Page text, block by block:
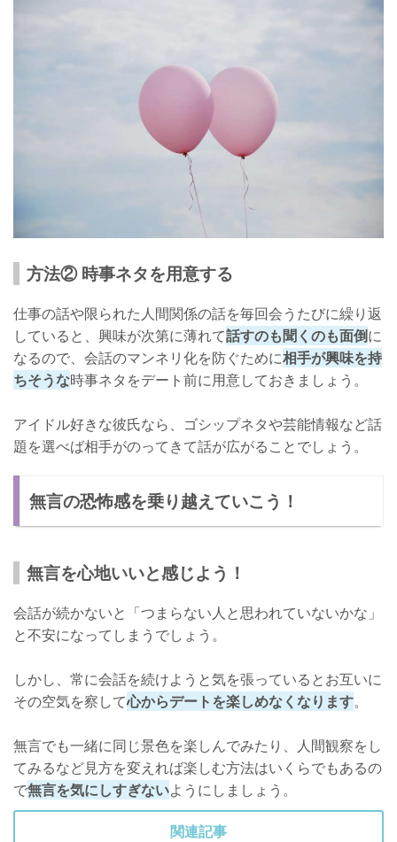
方法② 時事ネタを用意する
仕事の話や限られた人間関係の話を毎回会うたびに繰り返
していると、興味が次第に薄れて話すのも聞くのも面倒に
なるので、会話のマンネリ化を防ぐために相手が興味を持
ちそうな時事ネタをデート前に用意しておきましょう。
アイドル好きな彼氏なら、ゴシップネタや芸能情報など話
題を選べば相手がのってきて話が広がることでしょう。
無言の恐怖感を乗り越えていこう！
無言を心地いいと感じよう！
会話が続かないと「つまらない人と思われていないかな」
と不安になってしまうでしょう。
しかし、常に会話を続けようと気を張っているとお互いに
その空気を察して心からデートを楽しめなくなります。
無言でも一緒に同じ景色を楽しんでみたり、人間観察をし
てみるなど見方を変えれば楽しむ方法はいくらでもあるの
で無言を気にしすぎないようにしましょう。
関連記事